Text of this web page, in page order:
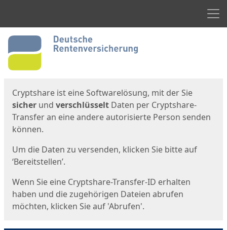
Start
Cryptshare ist eine Softwarelösung, mit der Sie
sicher und verschlüsselt Daten per Cryptshare-
Transfer an eine andere autorisierte Person senden
können.
Um die Daten zu versenden, klicken Sie bitte auf
‘Bereitstellen’.
Wenn Sie eine Cryptshare-Transfer-ID erhalten
haben und die zugehörigen Dateien abrufen
möchten, klicken Sie auf 'Abrufen'.